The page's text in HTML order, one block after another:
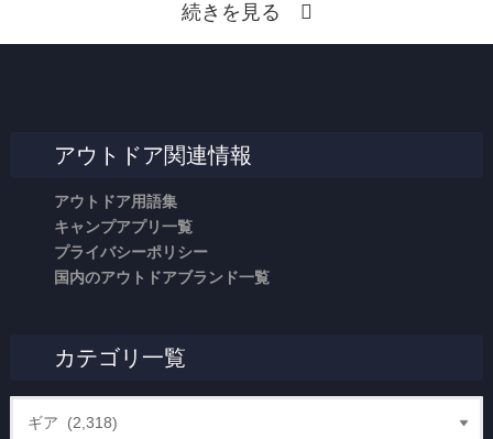
続きを見る
アウトドア関連情報
アウトドア用語集
キャンプアプリ一覧
プライバシーポリシー
国内のアウトドアブランド一覧
カテゴリ一覧